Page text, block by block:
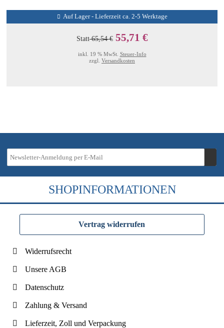
Auf Lager - Lieferzeit ca. 2-5 Werktage
Statt65,54 € 55,71 €
inkl. 19 % MwSt. Steuer-Info
zzgl. Versandkosten
SHOPINFORMATIONEN
Vertrag widerrufen
Widerrufsrecht
Unsere AGB
Datenschutz
Zahlung & Versand
Lieferzeit, Zoll und Verpackung